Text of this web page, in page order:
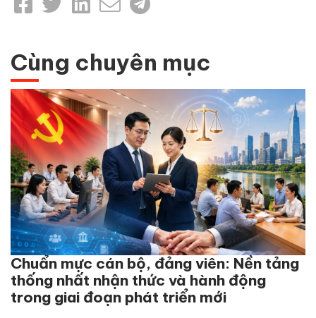
Cùng chuyên mục
Chuẩn mực cán bộ, đảng viên: Nền tảng
thống nhất nhận thức và hành động
trong giai đoạn phát triển mới